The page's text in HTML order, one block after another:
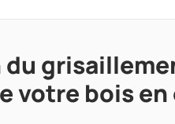
votre bois